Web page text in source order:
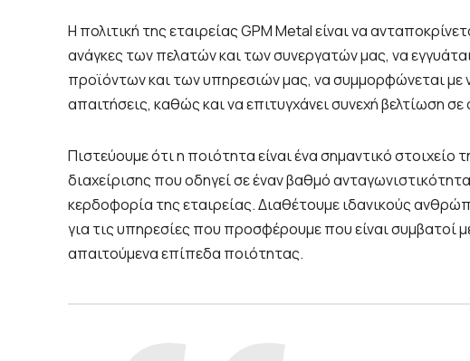
Η πολιτική της εταιρείας GPM Metal είναι να
ανάγκες των πελατών και των συνεργατών μας, να
προϊόντων και των υπηρεσιών μας, να συμμορφώνεται με
απαιτήσεις, καθώς και να επιτυγχάνει συνεχή βελτίωση
Πιστεύουμε ότι η ποιότητα είναι ένα σημαντικό στοιχείο
διαχείρισης που οδηγεί σε έναν βαθμό
κερδοφορία της εταιρείας. Διαθέτουμε ιδανικούς
για τις υπηρεσίες που προσφέρουμε που είναι συμβατοί
απαιτούμενα επίπεδα ποιότητας.